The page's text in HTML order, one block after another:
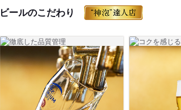
ビールのこだわり